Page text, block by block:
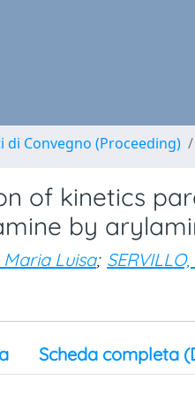
Convegno (Proceeding)
of kinetics
by
Maria Luisa;
Scheda completa